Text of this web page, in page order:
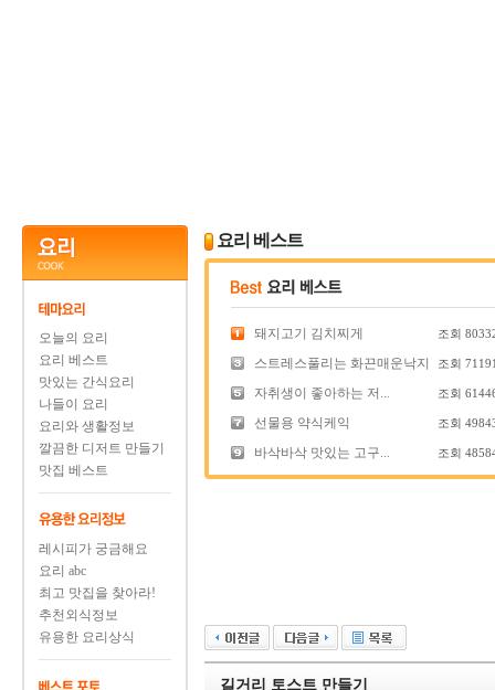
오늘의 요리
요리 베스트
맛있는 간식요리
나들이 요리
요리와 생활정보
깔끔한 디저트 만들기
맛집 베스트
레시피가 궁금해요
요리 abc
최고 맛집을 찾아라!
추천외식정보
유용한 요리상식
요리 베스트
돼지고기 김치찌게 조회
스트레스풀리는 화끈매운낙지 조회
자취생이 좋아하는 저... 조회
선물용 약식케익 조회
바삭바삭 맛있는 고구... 조회
길거리 토스트 만들기